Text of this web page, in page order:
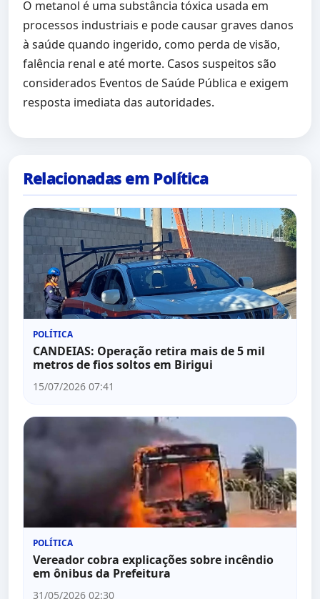
O metanol é uma substância tóxica usada em
processos industriais e pode causar graves danos
à saúde quando ingerido, como perda de visão,
falência renal e até morte. Casos suspeitos são
considerados Eventos de Saúde Pública e exigem
resposta imediata das autoridades.
Relacionadas em Política
POLÍTICA
CANDEIAS: Operação retira mais de 5 mil
metros de fios soltos em Birigui
15/07/2026 07:41
POLÍTICA
Vereador cobra explicações sobre incêndio
em ônibus da Prefeitura
31/05/2026 02:30